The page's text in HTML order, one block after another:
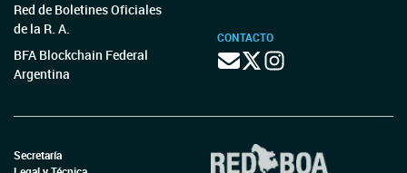
Red de Boletines Oficiales
de la R. A.
BFA Blockchain Federal
Argentina
CONTACTO
Secretaría